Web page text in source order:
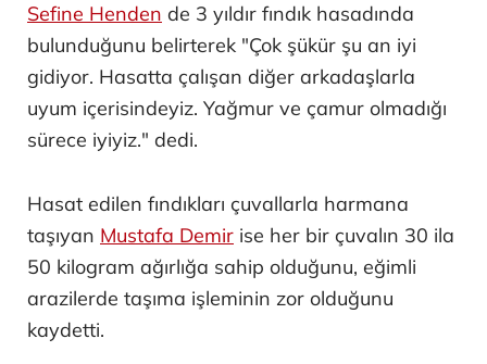
Sefine Henden de 3 yıldır fındık hasadında
bulunduğunu belirterek "Çok şükür şu an iyi
gidiyor. Hasatta çalışan diğer arkadaşlarla
uyum içerisindeyiz. Yağmur ve çamur olmadığı
sürece iyiyiz." dedi.
Hasat edilen fındıkları çuvallarla harmana
taşıyan Mustafa Demir ise her bir çuvalın 30 ila
50 kilogram ağırlığa sahip olduğunu, eğimli
arazilerde taşıma işleminin zor olduğunu
kaydetti.